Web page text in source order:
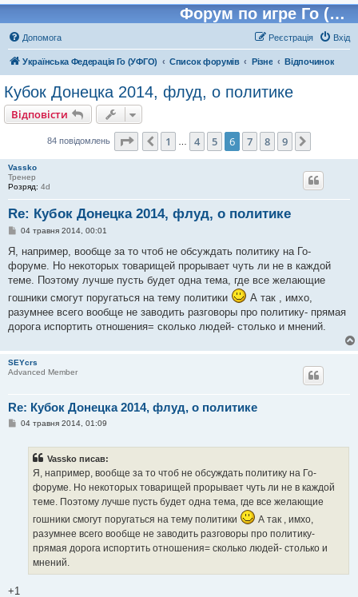
Форум по игре Го (Бадук, Вейчи)
Допомога Вхід
Реєстрація
Українська Федерація Го (УФГО) Список форумів Різне Відпочинок
Кубок Донецка 2014, флуд, о политике
Відповісти
84 повідомлень Сторінка6 з9
Поперед.
1 4 5 6 7 8 9
Vassko
Тренер
Розряд: 4d
Re: Кубок Донецка 2014, флуд, о политике
П
і
д
о
л
н
н
я
04 травня 2014, 00:01
Я, например, вообще за то чтоб не обсуждать политику на Го-
форуме. Но некоторых товарищей прорывает чуть ли не в каждой
теме. Поэтому лучше пусть будет одна тема, где все желающие
гошники смогут поругаться на тему политики
А так , имхо,
разумнее всего вообще не заводить разговоры про политику- прямая
дорога испортить отношения= сколько людей- столько и мнений.
SEYcrs
Advanced Member
Re: Кубок Донецка 2014, флуд, о политике
П04 травня 2014, 01:09
Vassko писав:
Я, например, вообще за то чтоб не обсуждать политику на Го-
форуме. Но некоторых товарищей прорывает чуть ли не в каждой
теме. Поэтому лучше пусть будет одна тема, где все желающие
гошники смогут поругаться на тему политики
А так , имхо,
разумнее всего вообще не заводить разговоры про политику-
прямая дорога испортить отношения= сколько людей- столько и
мнений.
+1